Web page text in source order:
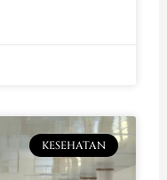
KESEHATAN